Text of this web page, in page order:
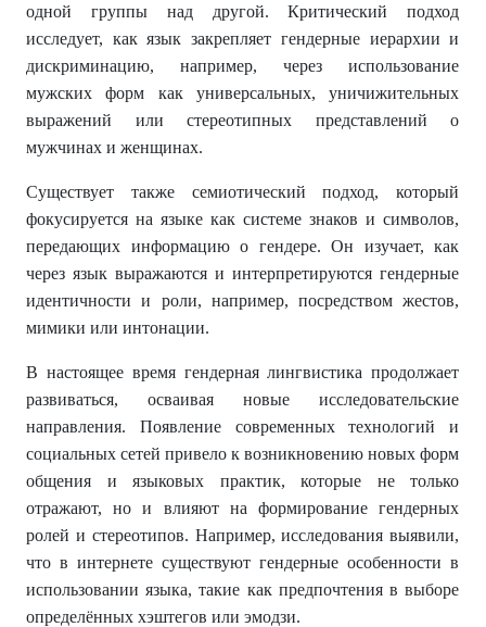
одной группы над другой. Критический подход
исследует, как язык закрепляет гендерные иерархии и
дискриминацию, например, через использование
мужских форм как универсальных, уничижительных
выражений или стереотипных представлений о
мужчинах и женщинах.
Существует также семиотический подход, который
фокусируется на языке как системе знаков и символов,
передающих информацию о гендере. Он изучает, как
через язык выражаются и интерпретируются гендерные
идентичности и роли, например, посредством жестов,
мимики или интонации.
В настоящее время гендерная лингвистика продолжает
развиваться, осваивая новые исследовательские
направления. Появление современных технологий и
социальных сетей привело к возникновению новых форм
общения и языковых практик, которые не только
отражают, но и влияют на формирование гендерных
ролей и стереотипов. Например, исследования выявили,
что в интернете существуют гендерные особенности в
использовании языка, такие как предпочтения в выборе
определённых хэштегов или эмодзи.